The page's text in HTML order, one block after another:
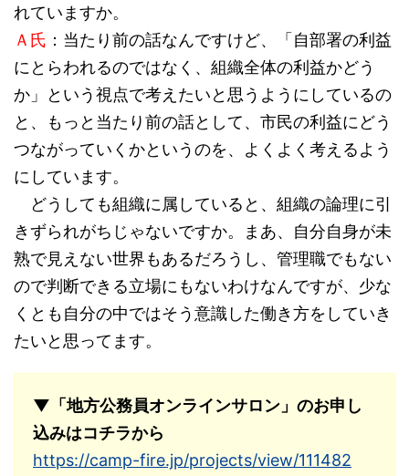
れていますか。
Ａ氏 ：当たり前の話なんですけど、「自部署の利益
にとらわれるのではなく、組織全体の利益かどう
か」という視点で考えたいと思うようにしているの
と、もっと当たり前の話として、市民の利益にどう
つながっていくかというのを、よくよく考えるよう
にしています。
どうしても組織に属していると、組織の論理に引
きずられがちじゃないですか。まあ、自分自身が未
熟で見えない世界もあるだろうし、管理職でもない
ので判断できる立場にもないわけなんですが、少な
くとも自分の中ではそう意識した働き方をしていき
たいと思ってます。
▼「地方公務員オンラインサロン」のお申し
込みはコチラから
https://camp-fire.jp/projects/view/111482